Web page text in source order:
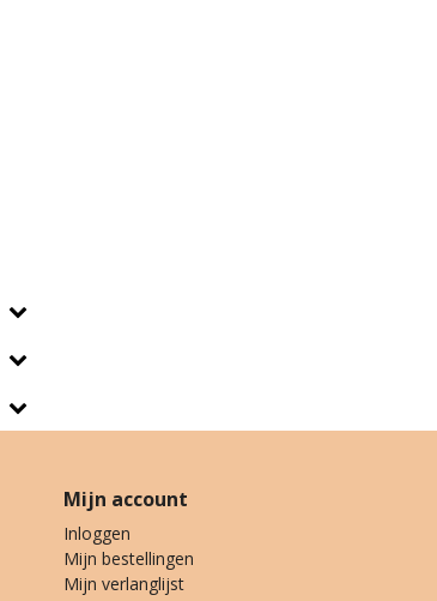
Mijn account
Inloggen
Mijn bestellingen
Mijn verlanglijst